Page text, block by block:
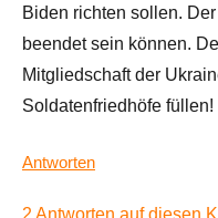
Biden richten sollen.
beendet sein können.
Mitgliedschaft der
Soldatenfriedhöfe füllen!
Antworten
2 Antworten auf diesen